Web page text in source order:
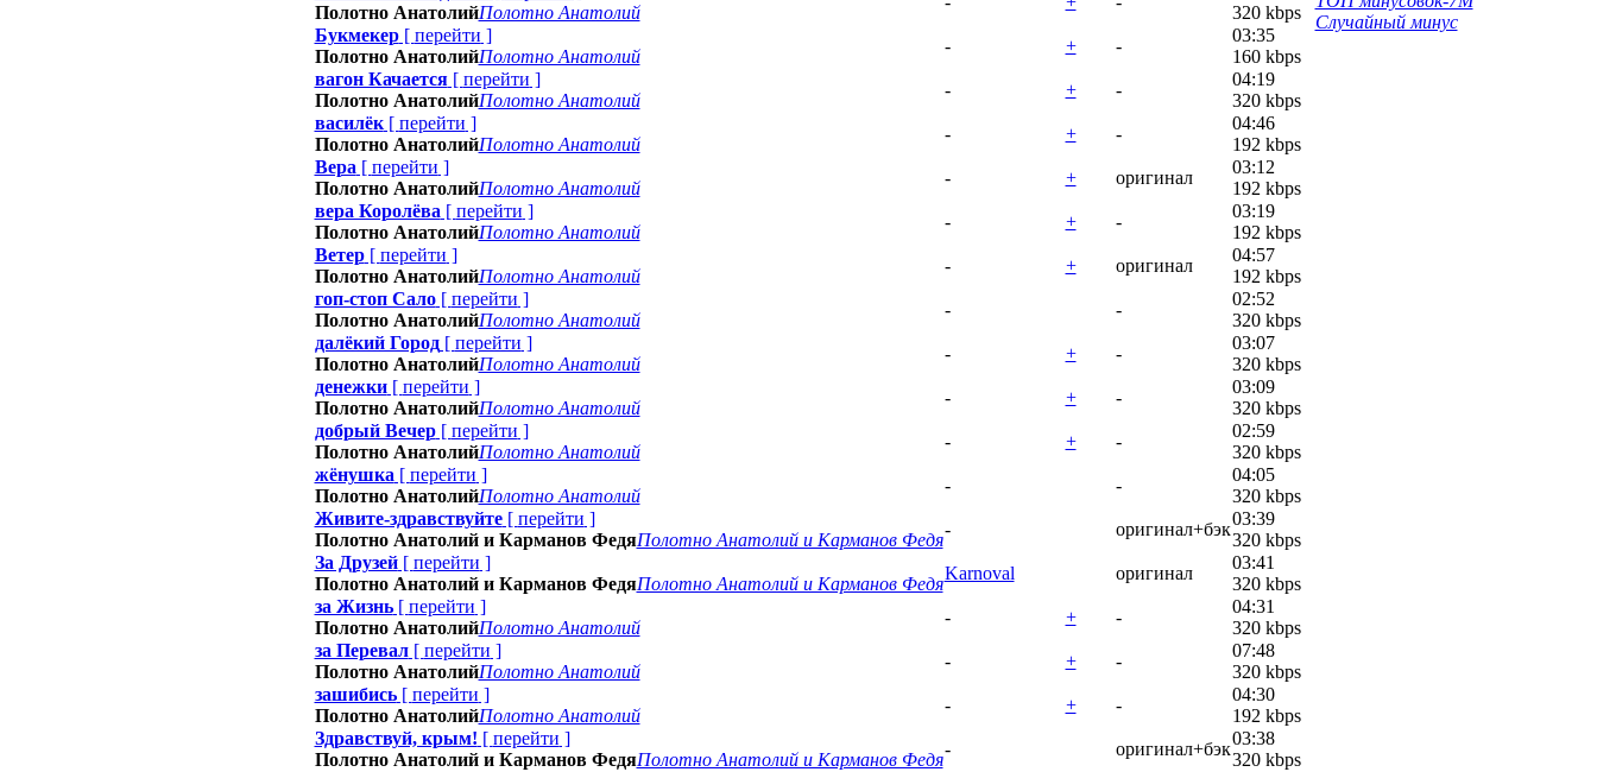
Полотно АнатолийПолотно Анатолий
320 kbps
Букмекер[ перейти ]
Полотно АнатолийПолотно Анатолий
- + -
03:35
160 kbps
вагон Качается[ перейти ]
Полотно АнатолийПолотно Анатолий
- + -
04:19
320 kbps
василёк[ перейти ]
Полотно АнатолийПолотно Анатолий
- + -
04:46
192 kbps
Вера [ перейти ]
Полотно АнатолийПолотно Анатолий
- + оригинал
03:12
192 kbps
вера Королёва [ перейти ]
Полотно АнатолийПолотно Анатолий
- + -
03:19
192 kbps
Ветер[ перейти ]
Полотно АнатолийПолотно Анатолий
- + оригинал
04:57
192 kbps
гоп-стоп Сало[ перейти ]
Полотно АнатолийПолотно Анатолий
- -
02:52
320 kbps
далёкий Город[ перейти ]
Полотно АнатолийПолотно Анатолий
- + -
03:07
320 kbps
денежки[ перейти ]
Полотно АнатолийПолотно Анатолий
- + -
03:09
320 kbps
добрый Вечер[ перейти ]
Полотно АнатолийПолотно Анатолий
- + -
02:59
320 kbps
жёнушка [ перейти ]
Полотно АнатолийПолотно Анатолий
- -
04:05
320 kbps
Живите-здравствуйте[ перейти ]
Полотно Анатолий и Карманов ФедяПолотно Анатолий и Карманов Федя
- оригинал+бэк
03:39
320 kbps
За Друзей[ перейти ]
Полотно Анатолий и Карманов ФедяПолотно Анатолий и Карманов Федя
Karnoval оригинал
03:41
320 kbps
за Жизнь[ перейти ]
Полотно АнатолийПолотно Анатолий
- + -
04:31
320 kbps
за Перевал[ перейти ]
Полотно АнатолийПолотно Анатолий
- + -
07:48
320 kbps
зашибись[ перейти ]
Полотно АнатолийПолотно Анатолий
- + -
04:30
192 kbps
Здравствуй, крым! [ перейти ]
Полотно Анатолий и Карманов ФедяПолотно Анатолий и Карманов Федя
- оригинал+бэк
03:38
320 kbps
Случайный минус